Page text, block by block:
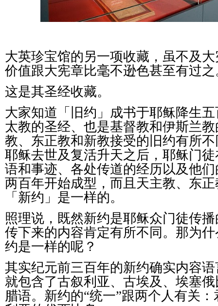
大英珍宝馆的另一项收藏，虽不及
价值跟大宪章比毫不逊色甚至有过之
这是其圣经收藏。
大家知道「旧约」成书于耶稣降生
太教的圣经、也是基督教和伊斯兰
教、东正教和新教接受的旧约有所
耶稣去世及复活升天之后，耶稣门
语和事迹、各处传道的经历以及他
两百年开始成型，而且天主教、东
「新约」是一样的。
照理说，既然新约是耶稣众门徒传
传下来的内容肯定有所不同。那为
约是一样的呢？
其实纪元前三百年的新约确实内容
就包含了古叙利亚、古埃及、埃塞
腊语。新约的“统一”跟两个人有关